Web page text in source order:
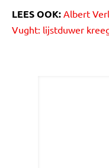
LEES OOK: Albert
Vught: lijstduwer